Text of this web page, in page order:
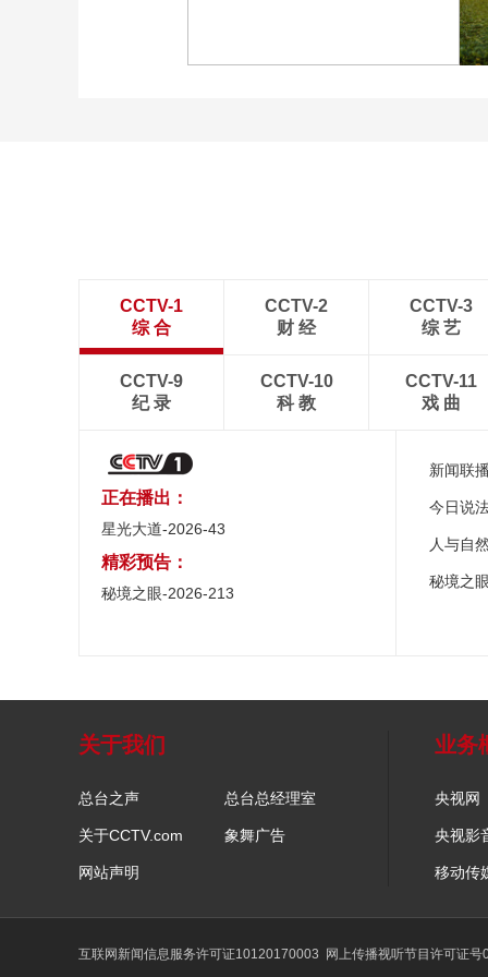
CCTV-1
综 合
CCTV-2
财 经
CCTV-3
综 艺
CCTV-9
纪 录
CCTV-10
科 教
CCTV-11
戏 曲
正在播出：
星光大道-2026-43
精彩预告：
秘境之眼-2026-213
新闻联
今日说
人与自
秘境之
关于我们
总台之声 总台总经理室
关于CCTV.com 象舞广告
网站声明
业务
央视网
央视影
移动传
互联网新闻信息服务许可证10120170003 网上传播视听节目许可证